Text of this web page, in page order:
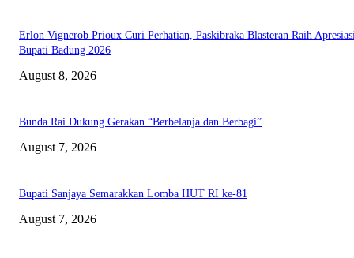
Erlon Vignerob Prioux Curi Perhatian, Paskibraka Blasteran Raih
Bupati Badung 2026
August 8, 2026
Bunda Rai Dukung Gerakan “Berbelanja dan Berbagi”
August 7, 2026
Bupati Sanjaya Semarakkan Lomba HUT RI ke-81
August 7, 2026